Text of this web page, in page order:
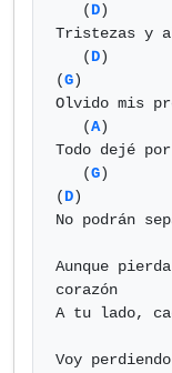
   (
D)
Tristezas y
   (
D)
(G)
Olvido mis
   (
A)
Todo dejé
   (
G)
(D)
No podrán
Aunque
corazón
A tu lado,
Voy